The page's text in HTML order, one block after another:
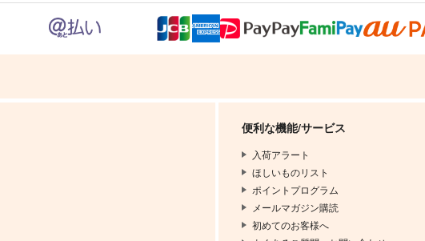
便利な機能/サービス
入荷アラート
ほしいものリスト
ポイントプログラム
メールマガジン購読
初めてのお客様へ